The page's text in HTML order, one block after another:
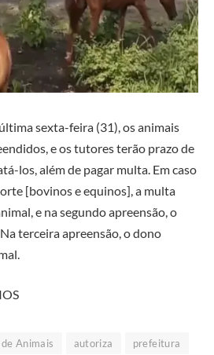
sexta-feira (31), os animais
e os tutores terão prazo de
los, além de pagar multa. Em caso
[bovinos e equinos], a multa
e na segundo apreensão, o
terceira apreensão, o dono
Animais autoriza
prefeitura